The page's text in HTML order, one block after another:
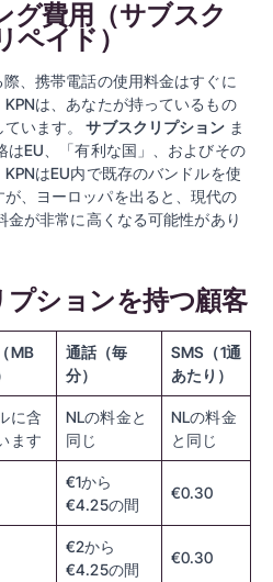
グ費用（サブスク
ペイド）
、携帯電話の使用料金はすぐに
は、あなたが持っているもの
ています。サブスクリプション ま
はEU、「有利な国」、およびその
はEU内で既存のバンドルを使
、ヨーロッパを出ると、現代の
金が非常に高くなる可能性があり
プションを持つ顧客
MB
通話（毎
分）
SMS（1通
あたり）
に含
ます
NLの料金と
同じ
NLの料金
と同じ
€1から
€4.25の間
€0.30
€2から
€4.25の間
€0.30